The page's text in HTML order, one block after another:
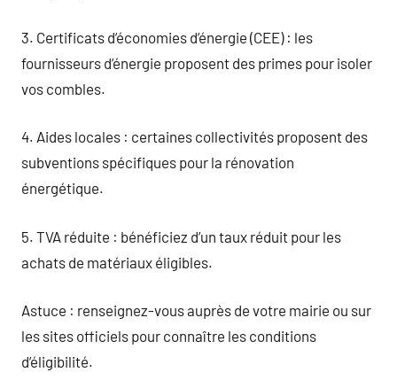
3. Certificats d’économies d’énergie (CEE) : les
fournisseurs d’énergie proposent des primes pour isoler
vos combles.
4. Aides locales : certaines collectivités proposent des
subventions spécifiques pour la rénovation
énergétique.
5. TVA réduite : bénéficiez d’un taux réduit pour les
achats de matériaux éligibles.
Astuce : renseignez-vous auprès de votre mairie ou sur
les sites officiels pour connaître les conditions
d’éligibilité.